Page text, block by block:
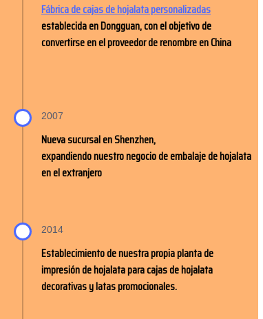
Fábrica de cajas de hojalata personalizadas
establecida en Dongguan, con el objetivo de
convertirse en el proveedor de renombre en China
2007
Nueva sucursal en Shenzhen,
expandiendo nuestro negocio de embalaje de hojalata
en el extranjero
2014
Establecimiento de nuestra propia planta de
impresión de hojalata para cajas de hojalata
decorativas y latas promocionales.
Noticias
Productos